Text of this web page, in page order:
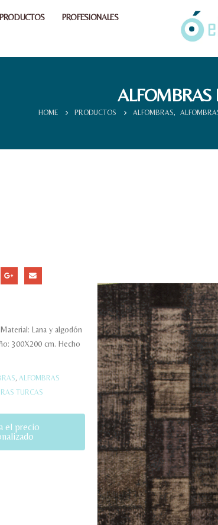
PRODUCTOS PROFESIONALES
ALFOMBRAS
HOME PRODUCTOS ALFOMBRAS,
Lana y algodón
300X200 cm. Hecho
, ALFOMBRAS
TURCAS
el precio